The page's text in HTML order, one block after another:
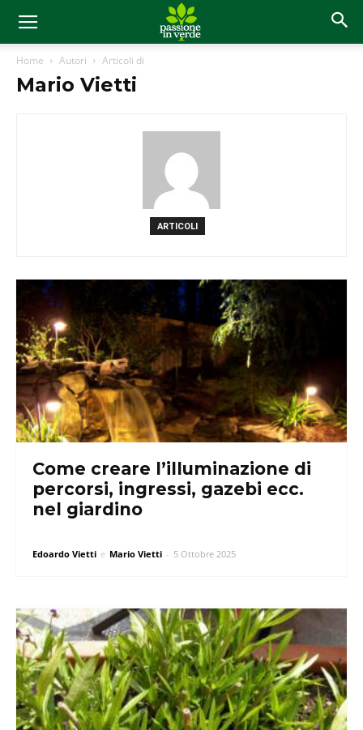
Home Autori Articoli di
Mario Vietti
ARTICOLI
Come creare l’illuminazione di
percorsi, ingressi, gazebi ecc.
nel giardino
Edoardo Vietti e Mario Vietti - 5 Ottobre 2025